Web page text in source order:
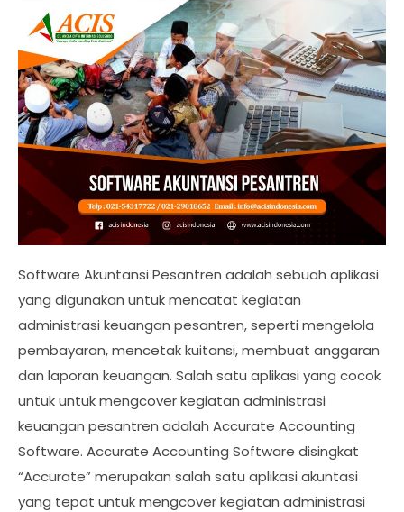
Software Akuntansi Pesantren adalah sebuah aplikasi
yang digunakan untuk mencatat kegiatan
administrasi keuangan pesantren, seperti mengelola
pembayaran, mencetak kuitansi, membuat anggaran
dan laporan keuangan. Salah satu aplikasi yang cocok
untuk untuk mengcover kegiatan administrasi
keuangan pesantren adalah Accurate Accounting
Software. Accurate Accounting Software disingkat
“Accurate” merupakan salah satu aplikasi akuntasi
yang tepat untuk mengcover kegiatan administrasi